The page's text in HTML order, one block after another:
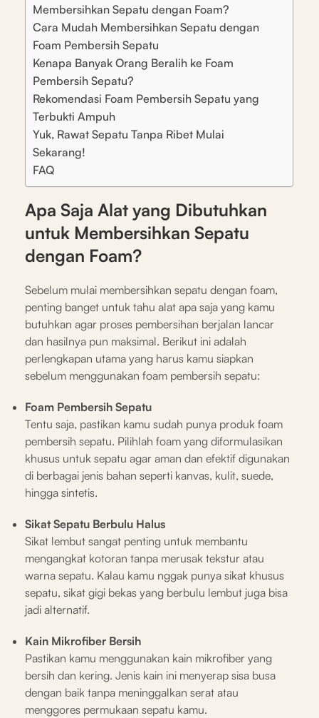
Membersihkan Sepatu dengan Foam?
Cara Mudah Membersihkan Sepatu dengan
Foam Pembersih Sepatu
Kenapa Banyak Orang Beralih ke Foam
Pembersih Sepatu?
Rekomendasi Foam Pembersih Sepatu yang
Terbukti Ampuh
Yuk, Rawat Sepatu Tanpa Ribet Mulai
Sekarang!
FAQ
Apa Saja Alat yang Dibutuhkan
untuk Membersihkan Sepatu
dengan Foam?
Sebelum mulai membersihkan sepatu dengan foam,
penting banget untuk tahu alat apa saja yang kamu
butuhkan agar proses pembersihan berjalan lancar
dan hasilnya pun maksimal. Berikut ini adalah
perlengkapan utama yang harus kamu siapkan
sebelum menggunakan foam pembersih sepatu:
Foam Pembersih Sepatu
Tentu saja, pastikan kamu sudah punya produk foam
pembersih sepatu. Pilihlah foam yang diformulasikan
khusus untuk sepatu agar aman dan efektif digunakan
di berbagai jenis bahan seperti kanvas, kulit, suede,
hingga sintetis.
Sikat Sepatu Berbulu Halus
Sikat lembut sangat penting untuk membantu
mengangkat kotoran tanpa merusak tekstur atau
warna sepatu. Kalau kamu nggak punya sikat khusus
sepatu, sikat gigi bekas yang berbulu lembut juga bisa
jadi alternatif.
Kain Mikrofiber Bersih
Pastikan kamu menggunakan kain mikrofiber yang
bersih dan kering. Jenis kain ini menyerap sisa busa
dengan baik tanpa meninggalkan serat atau
menggores permukaan sepatu kamu.